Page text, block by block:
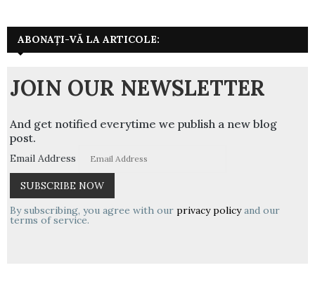
ABONAȚI-VĂ LA ARTICOLE:
JOIN OUR NEWSLETTER
And get notified everytime we publish a new blog
post.
Email Address
By subscribing, you agree with our privacy policyand our
terms of service.